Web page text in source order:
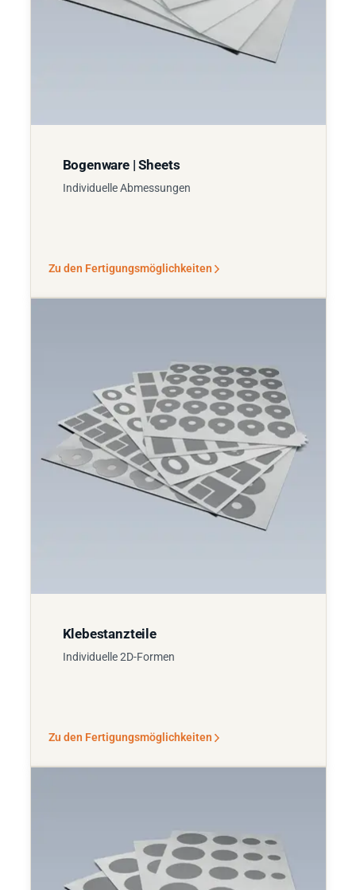
Bogenware | Sheets
Individuelle Abmessungen
Zu den Fertigungsmöglichkeiten
Klebestanzteile
Individuelle 2D-Formen
Zu den Fertigungsmöglichkeiten